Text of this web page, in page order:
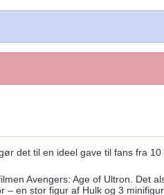
det til en ideel gave til fans fra
Avengers: Age of Ultron. Det
– en stor figur af Hulk og 3